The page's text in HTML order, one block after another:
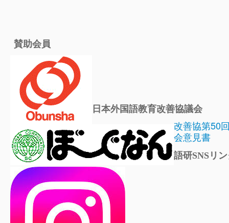
賛助会員
日本外国語教育改善協議会
改善協第50
会意見書
語研SNSリ